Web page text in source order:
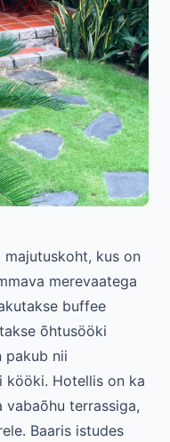
kus on
merevaatega
buffee
õhtusööki
pakub nii
kööki. Hotellis on ka
vabaõhu terrassiga,
Baaris istudes